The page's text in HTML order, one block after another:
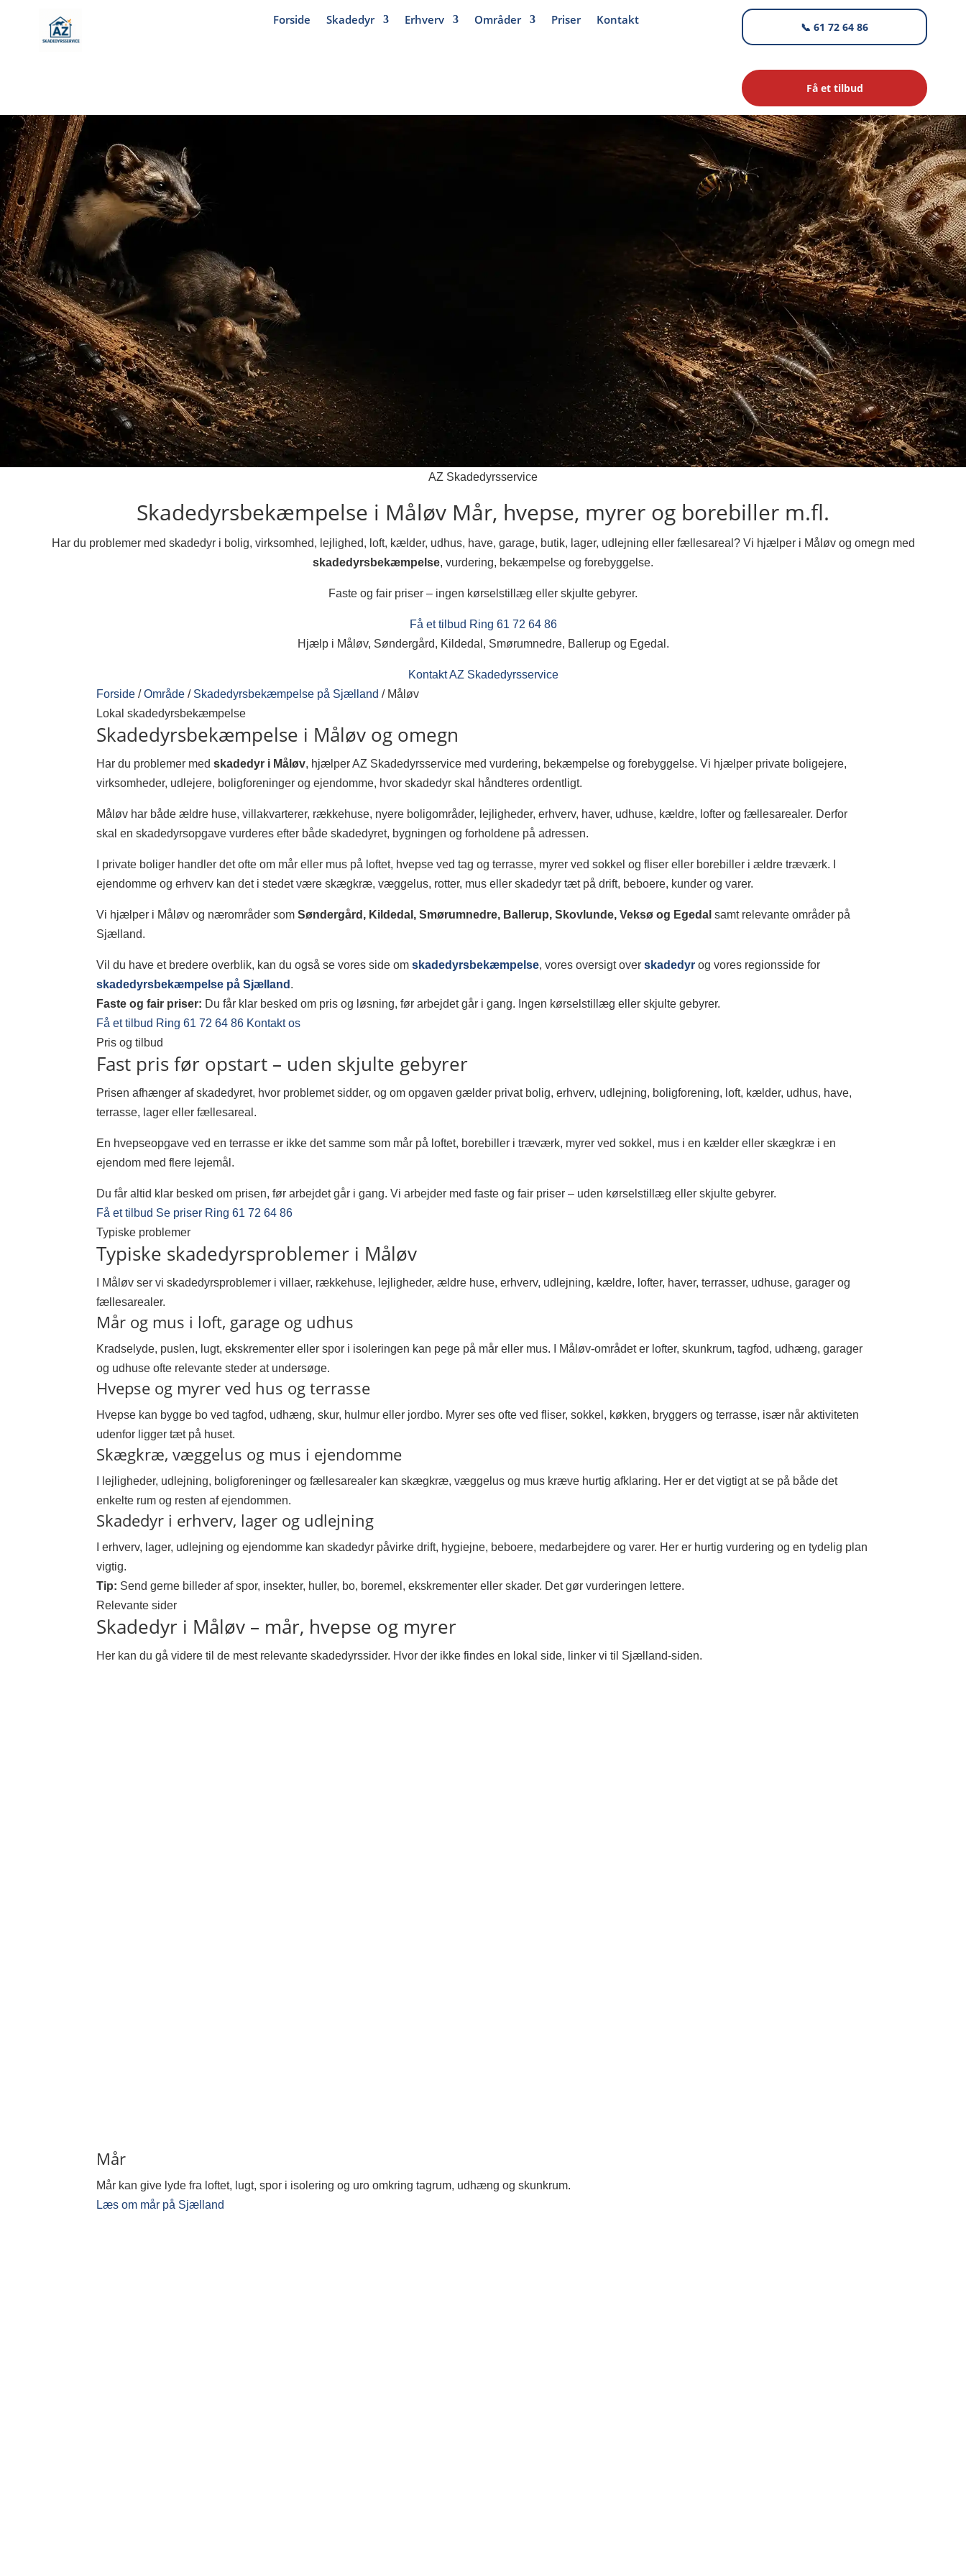
Forside Skadedyr Erhverv Områder Priser Kontakt
📞 61 72 64 86
Få et tilbud
AZ Skadedyrsservice
Skadedyrsbekæmpelse i Måløv Mår, hvepse, myrer og borebiller m.fl.
Har du problemer med skadedyr i bolig, virksomhed, lejlighed, loft, kælder, udhus, have, garage, butik, lager, udlejning eller fællesareal? Vi hjælper i Måløv og omegn med
skadedyrsbekæmpelse, vurdering, bekæmpelse og forebyggelse.
Faste og fair priser – ingen kørselstillæg eller skjulte gebyrer.
Få et tilbud Ring 61 72 64 86
Hjælp i Måløv, Søndergård, Kildedal, Smørumnedre, Ballerup og Egedal.
Kontakt AZ Skadedyrsservice
Forside / Område / Skadedyrsbekæmpelse på Sjælland / Måløv
Lokal skadedyrsbekæmpelse
Skadedyrsbekæmpelse i Måløv og omegn
Har du problemer medskadedyr i Måløv, hjælper AZ Skadedyrsservice med vurdering, bekæmpelse og forebyggelse. Vi hjælper private boligejere,
virksomheder, udlejere, boligforeninger og ejendomme, hvor skadedyr skal håndteres ordentligt.
Måløv har både ældre huse, villakvarterer, rækkehuse, nyere boligområder, lejligheder, erhverv, haver, udhuse, kældre, lofter og fællesarealer. Derfor
skal en skadedyrsopgave vurderes efter både skadedyret, bygningen og forholdene på adressen.
I private boliger handler det ofte om mår eller mus på loftet, hvepse ved tag og terrasse, myrer ved sokkel og fliser eller borebiller i ældre træværk. I
ejendomme og erhverv kan det i stedet være skægkræ, væggelus, rotter, mus eller skadedyr tæt på drift, beboere, kunder og varer.
Vi hjælper i Måløv og nærområder somSøndergård, Kildedal, Smørumnedre, Ballerup, Skovlunde, Veksø og Egedal samt relevante områder på
Sjælland.
Vil du have et bredere overblik, kan du også se vores side omskadedyrsbekæmpelse, vores oversigt overskadedyr og vores regionsside for
skadedyrsbekæmpelse på Sjælland .
Faste og fair priser: Du får klar besked om pris og løsning, før arbejdet går i gang. Ingen kørselstillæg eller skjulte gebyrer.
Få et tilbud Ring 61 72 64 86 Kontakt os
Pris og tilbud
Fast pris før opstart – uden skjulte gebyrer
Prisen afhænger af skadedyret, hvor problemet sidder, og om opgaven gælder privat bolig, erhverv, udlejning, boligforening, loft, kælder, udhus, have,
terrasse, lager eller fællesareal.
En hvepseopgave ved en terrasse er ikke det samme som mår på loftet, borebiller i træværk, myrer ved sokkel, mus i en kælder eller skægkræ i en
ejendom med flere lejemål.
Du får altid klar besked om prisen, før arbejdet går i gang. Vi arbejder med faste og fair priser – uden kørselstillæg eller skjulte gebyrer.
Få et tilbud Se priser Ring 61 72 64 86
Typiske problemer
Typiske skadedyrsproblemer i Måløv
I Måløv ser vi skadedyrsproblemer i villaer, rækkehuse, lejligheder, ældre huse, erhverv, udlejning, kældre, lofter, haver, terrasser, udhuse, garager og
fællesarealer.
Mår og mus i loft, garage og udhus
Kradselyde, puslen, lugt, ekskrementer eller spor i isoleringen kan pege på mår eller mus. I Måløv-området er lofter, skunkrum, tagfod, udhæng, garager
og udhuse ofte relevante steder at undersøge.
Hvepse og myrer ved hus og terrasse
Hvepse kan bygge bo ved tagfod, udhæng, skur, hulmur eller jordbo. Myrer ses ofte ved fliser, sokkel, køkken, bryggers og terrasse, især når aktiviteten
udenfor ligger tæt på huset.
Skægkræ, væggelus og mus i ejendomme
I lejligheder, udlejning, boligforeninger og fællesarealer kan skægkræ, væggelus og mus kræve hurtig afklaring. Her er det vigtigt at se på både det
enkelte rum og resten af ejendommen.
Skadedyr i erhverv, lager og udlejning
I erhverv, lager, udlejning og ejendomme kan skadedyr påvirke drift, hygiejne, beboere, medarbejdere og varer. Her er hurtig vurdering og en tydelig plan
vigtig.
Tip: Send gerne billeder af spor, insekter, huller, bo, boremel, ekskrementer eller skader. Det gør vurderingen lettere.
Relevante sider
Skadedyr i Måløv – mår, hvepse og myrer
Her kan du gå videre til de mest relevante skadedyrssider. Hvor der ikke findes en lokal side, linker vi til Sjælland-siden.
Mår
Mår kan give lyde fra loftet, lugt, spor i isolering og uro omkring tagrum, udhæng og skunkrum.
Læs om mår på Sjælland